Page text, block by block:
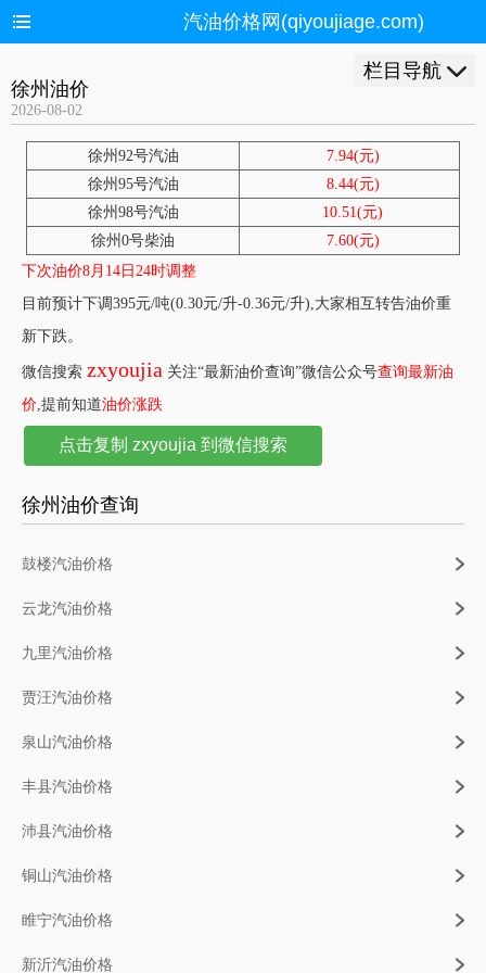
汽油价格网(qiyoujiage.com)
栏目导航
徐州油价
2026-08-02
徐州92号汽油
7.94(元)
徐州95号汽油
8.44(元)
徐州98号汽油
10.51(元)
徐州0号柴油
7.60(元)
下次油价8月14日24时调整
目前预计下调395元/吨(0.30元/升-0.36元/升),大家相互转告油价重
新下跌。
微信搜索 zxyoujia 关注“最新油价查询”微信公众号查询最新油
价,提前知道油价涨跌
点击复制 zxyoujia 到微信搜索
徐州油价查询
鼓楼汽油价格
云龙汽油价格
九里汽油价格
贾汪汽油价格
泉山汽油价格
丰县汽油价格
沛县汽油价格
铜山汽油价格
睢宁汽油价格
新沂汽油价格